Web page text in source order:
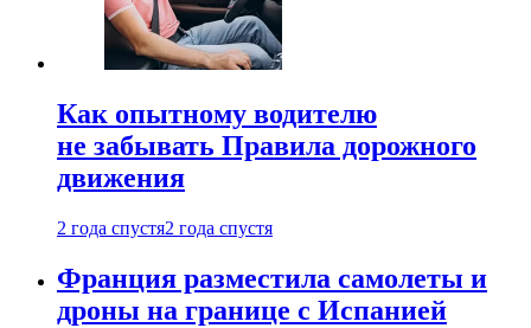
Как опытному водителю
не забывать Правила дорожного
движения
2 года спустя2 года спустя
Франция разместила самолеты и
дроны на границе с Испанией